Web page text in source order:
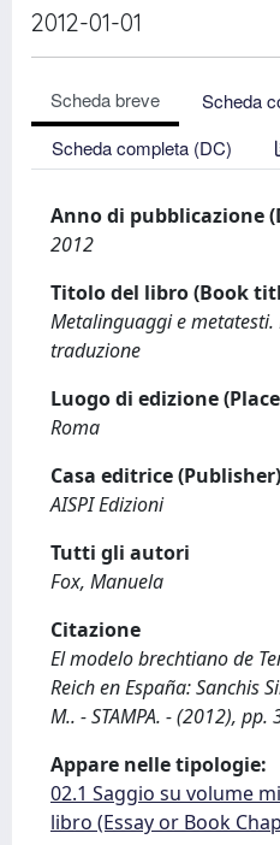
2012-01-01
Scheda breve
Scheda
Scheda completa (DC)
Anno di pubblicazione
2012
Titolo del libro (Book
Metalinguaggi e
traduzione
Luogo di edizione
Roma
Casa editrice (Publisher)
AISPI Edizioni
Tutti gli autori
Fox, Manuela
Citazione
El modelo brechtiano de
Reich en España: Sanchis
M.. - STAMPA. - (2012), pp.
Appare nelle tipologie:
02.1 Saggio su volume
libro (Essay or Book